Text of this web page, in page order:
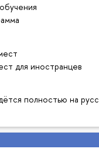
для иностранцев
полностью на